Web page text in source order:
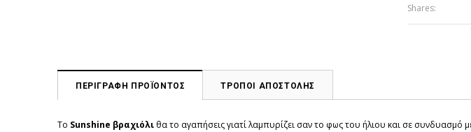
Shares:
ΠΕΡΙΓΡΑΦΗ ΠΡΟΪΟΝΤΟΣ ΤΡΟΠΟΙ ΑΠΟΣΤΟΛΗΣ
To Sunshine βραχιόλι θα το αγαπήσεις γιατί λαμπυρίζει σαν το φως του ήλιου και σε συνδυασμό